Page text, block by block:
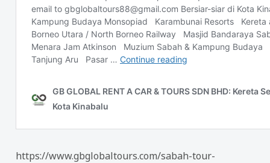
https://www.gbglobaltours.com/sabah-tour-